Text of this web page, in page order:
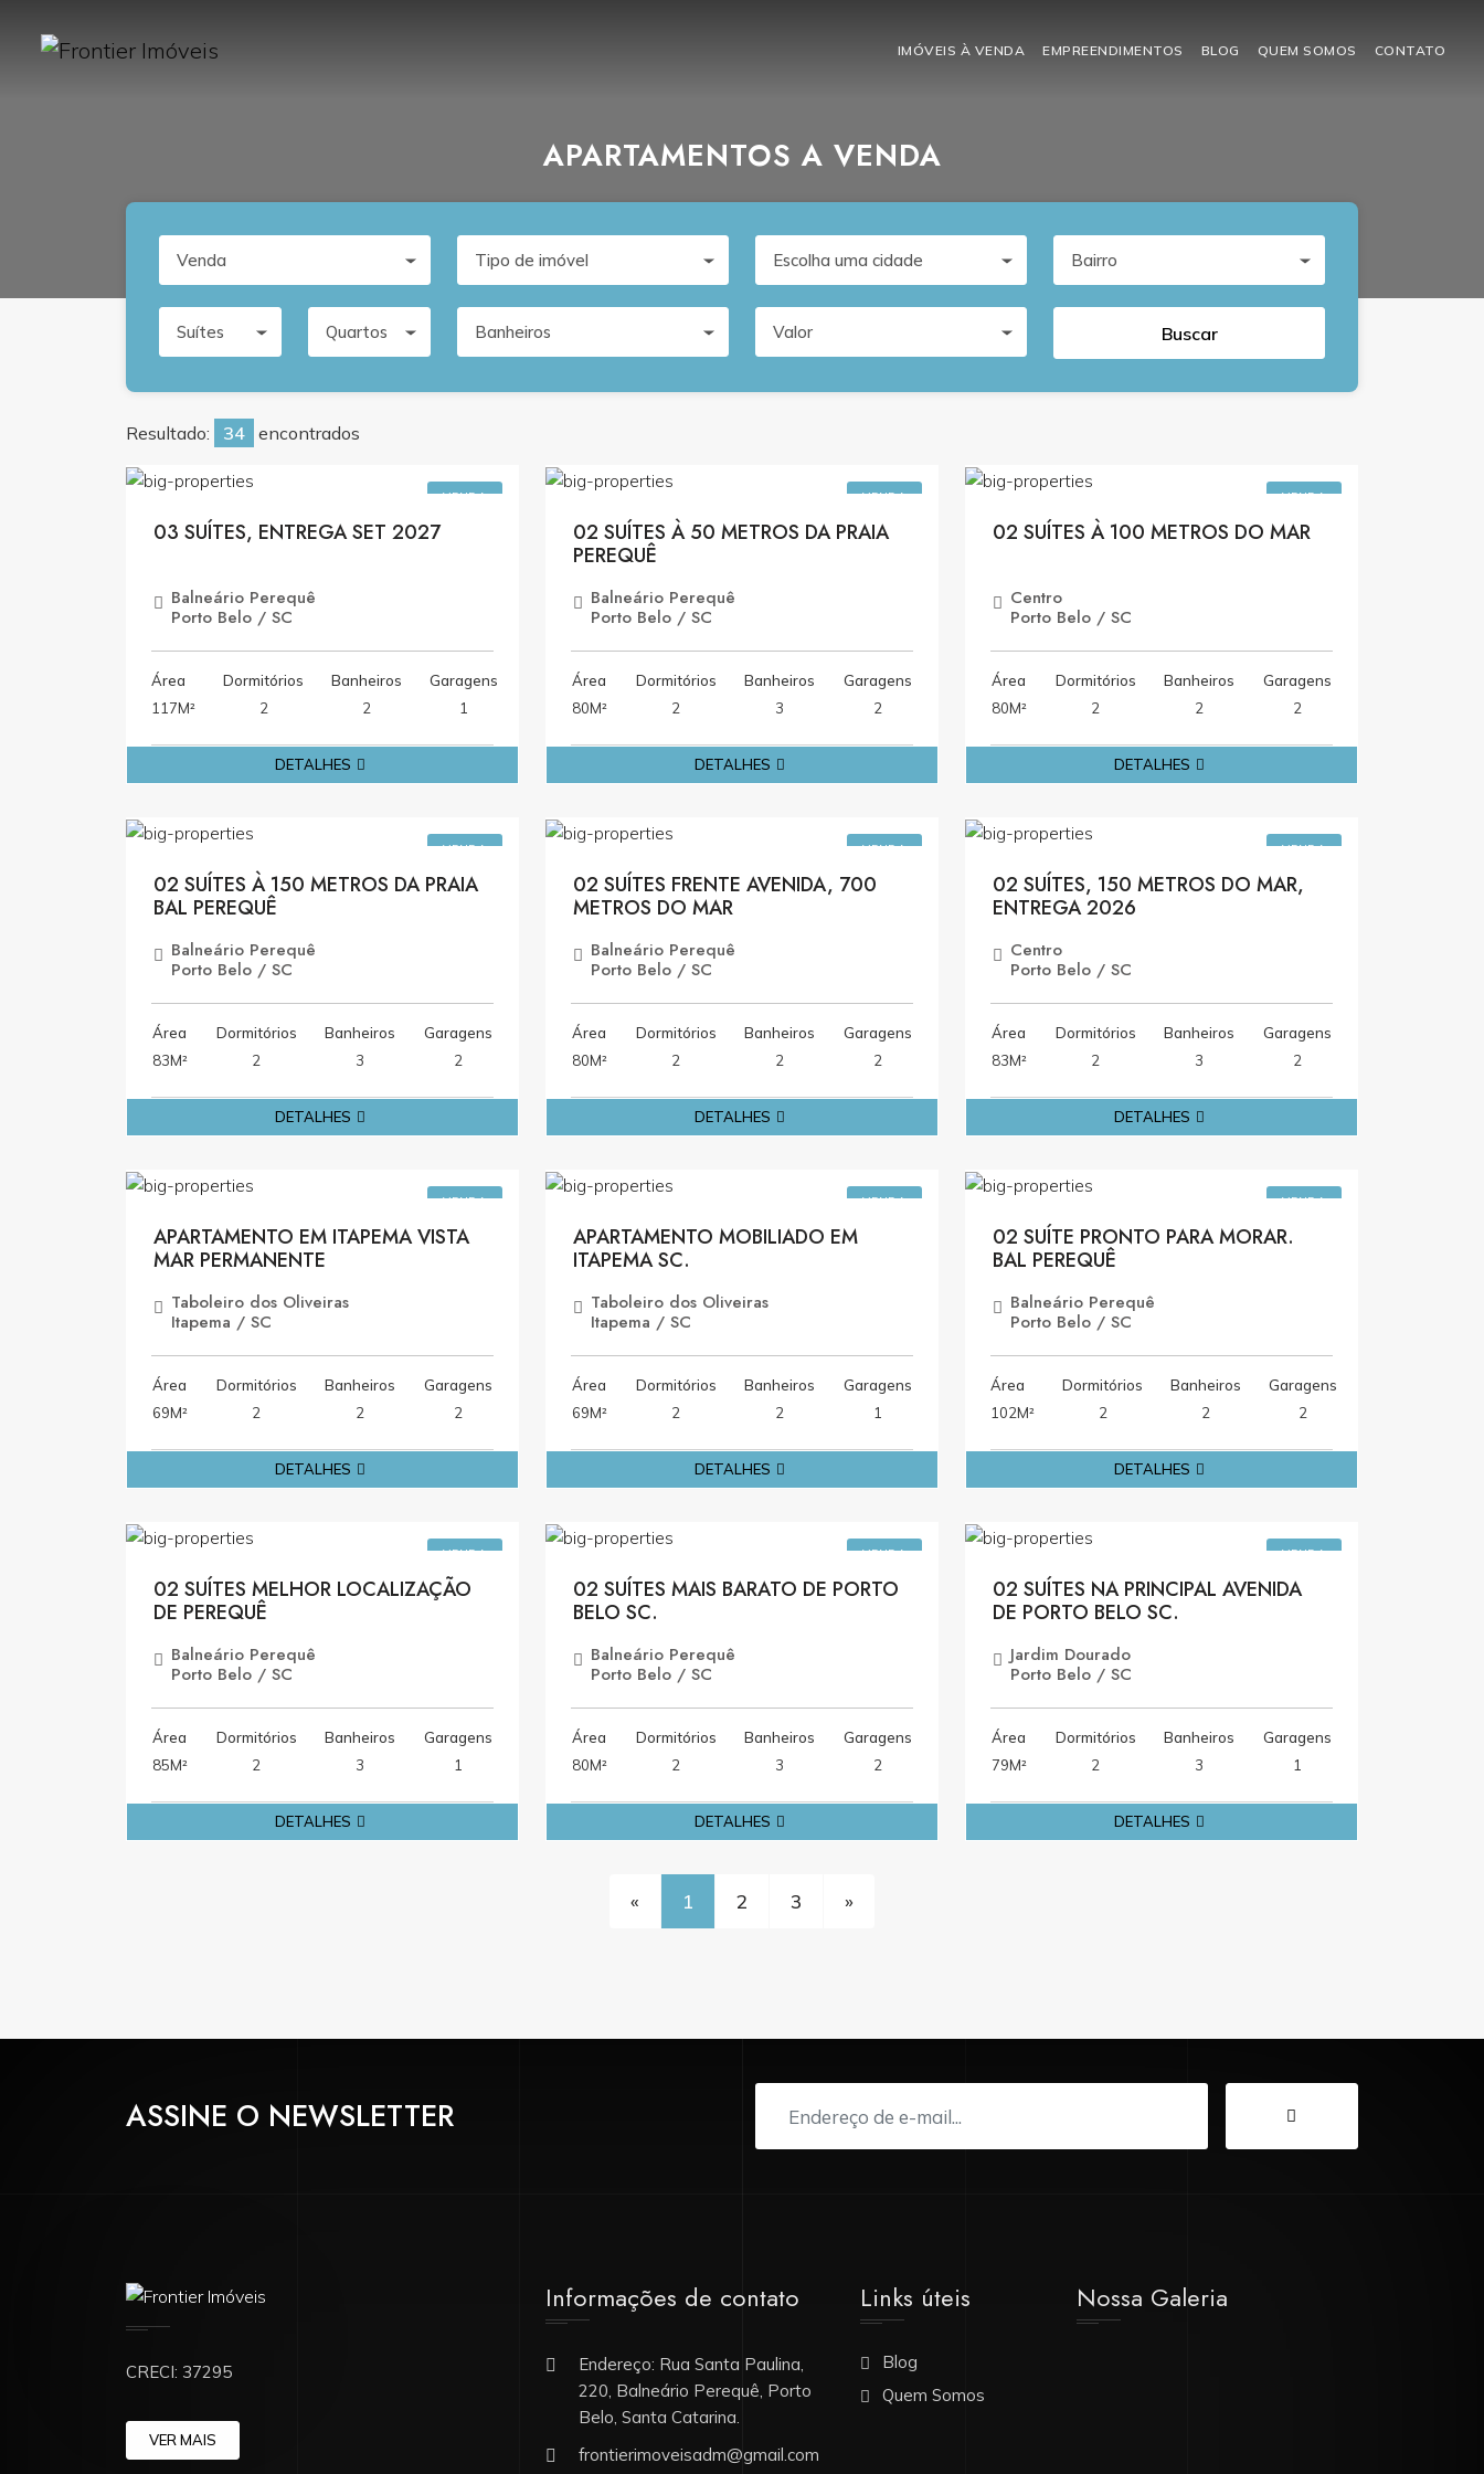
IMÓVEIS À VENDA EMPREENDIMENTOS BLOG QUEM SOMOS CONTATO
APARTAMENTOS A VENDA
Venda Tipo de imóvel Escolha uma cidade Bairro
Suítes Quartos Banheiros Valor Buscar
Resultado: 34 encontrados
VENDA
03 SUÍTES, ENTREGA SET 2027
Balneário Perequê
Porto Belo / SC
Área
117M²
Dormitórios
2
Banheiros
2
Garagens
1
DETALHES
VENDA
02 SUÍTES À 50 METROS DA PRAIA
PEREQUÊ
Balneário Perequê
Porto Belo / SC
Área
80M²
Dormitórios
2
Banheiros
3
Garagens
2
DETALHES
VENDA
02 SUÍTES À 100 METROS DO MAR
Centro
Porto Belo / SC
Área
80M²
Dormitórios
2
Banheiros
2
Garagens
2
DETALHES
VENDA
02 SUÍTES À 150 METROS DA PRAIA
BAL PEREQUÊ
Balneário Perequê
Porto Belo / SC
Área
83M²
Dormitórios
2
Banheiros
3
Garagens
2
DETALHES
VENDA
02 SUÍTES FRENTE AVENIDA, 700
METROS DO MAR
Balneário Perequê
Porto Belo / SC
Área
80M²
Dormitórios
2
Banheiros
2
Garagens
2
DETALHES
VENDA
02 SUÍTES, 150 METROS DO MAR,
ENTREGA 2026
Centro
Porto Belo / SC
Área
83M²
Dormitórios
2
Banheiros
3
Garagens
2
DETALHES
VENDA
APARTAMENTO EM ITAPEMA VISTA
MAR PERMANENTE
Taboleiro dos Oliveiras
Itapema / SC
Área
69M²
Dormitórios
2
Banheiros
2
Garagens
2
DETALHES
VENDA
APARTAMENTO MOBILIADO EM
ITAPEMA SC.
Taboleiro dos Oliveiras
Itapema / SC
Área
69M²
Dormitórios
2
Banheiros
2
Garagens
1
DETALHES
VENDA
02 SUÍTE PRONTO PARA MORAR.
BAL PEREQUÊ
Balneário Perequê
Porto Belo / SC
Área
102M²
Dormitórios
2
Banheiros
2
Garagens
2
DETALHES
VENDA
02 SUÍTES MELHOR LOCALIZAÇÃO
DE PEREQUÊ
Balneário Perequê
Porto Belo / SC
Área
85M²
Dormitórios
2
Banheiros
3
Garagens
1
DETALHES
VENDA
02 SUÍTES MAIS BARATO DE PORTO
BELO SC.
Balneário Perequê
Porto Belo / SC
Área
80M²
Dormitórios
2
Banheiros
3
Garagens
2
DETALHES
VENDA
02 SUÍTES NA PRINCIPAL AVENIDA
DE PORTO BELO SC.
Jardim Dourado
Porto Belo / SC
Área
79M²
Dormitórios
2
Banheiros
3
Garagens
1
DETALHES
« 1 2 3 »
ASSINE O NEWSLETTER
CRECI: 37295
VER MAIS
Informações de contato
Endereço: Rua Santa Paulina,
220, Balneário Perequê, Porto
Belo, Santa Catarina.
frontierimoveisadm@gmail.com
Links úteis
Blog
Quem Somos
Nossa Galeria